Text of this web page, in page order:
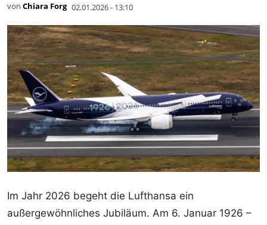
von Chiara Forg 02.01.2026 - 13:10
Im Jahr 2026 begeht die Lufthansa ein
außergewöhnliches Jubiläum. Am 6. Januar 1926 –